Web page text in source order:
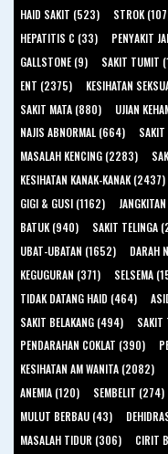
HAID SAKIT (523)
STROK
HEPATITIS C (33)
PENYAKIT
GALLSTONE (9)
SAKIT TUMIT
ENT (2375)
KESIHATAN
SAKIT MATA (880)
UJIAN
NAJIS ABNORMAL (664)
MASALAH KENCING (2283)
KESIHATAN KANAK-KANAK (2437)
GIGI & GUSI (1162)
BATUK (940)
SAKIT TELINGA
UBAT-UBATAN (1652)
DARAH
KEGUGURAN (371)
SELSEMA
TIDAK DATANG HAID (464)
SAKIT BELAKANG (494)
PENDARAHAN COKLAT (390)
KESIHATAN AM WANITA (2082)
ANEMIA (120)
SEMBELIT (274)
MULUT BERBAU (43)
MASALAH TIDUR (306)
CIRIT